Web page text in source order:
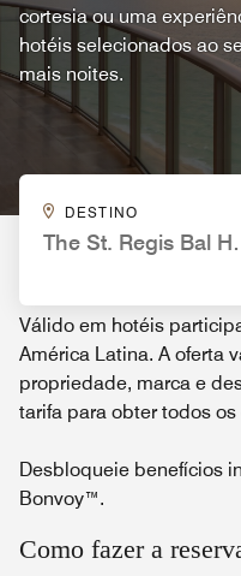
cortesia ou uma
hotéis selecionados ao
mais noites.
DESTINO
The St. Regis Bal
Válido em hotéis
América Latina. A oferta
propriedade, marca e
tarifa para obter todos
Desbloqueie benefícios
Bonvoy™.
Como fazer a